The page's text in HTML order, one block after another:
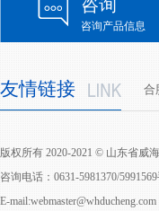
咨询
咨询产品信息
友情链接 合
版权所有 2020-2021 © 山东省威
咨询电话：0631-5981370/
E-mail:webmaster@whducheng.com